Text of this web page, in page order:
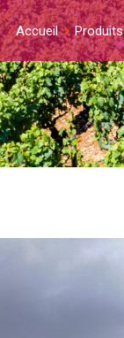
Accueil Produits